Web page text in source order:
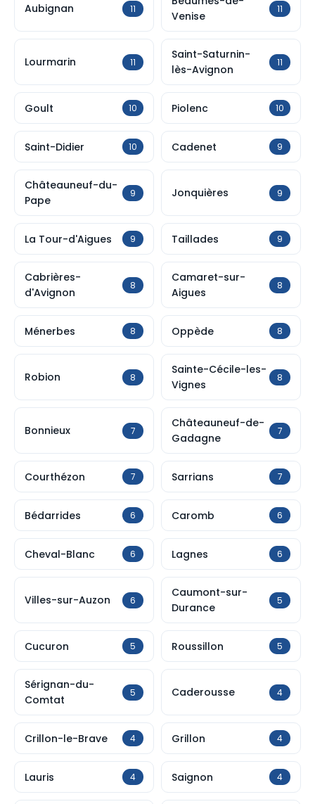
Aubignan 11
Venise
11
Lourmarin 11
Saint-Saturnin-
lès-Avignon
11
Goult 10 Piolenc 10
Saint-Didier 10 Cadenet 9
Châteauneuf-du-
Pape
9 Jonquières 9
La Tour-d'Aigues 9 Taillades 9
Cabrières-
d'Avignon
8
Camaret-sur-
Aigues
8
Ménerbes 8 Oppède 8
Robion 8
Sainte-Cécile-les-
Vignes
8
Bonnieux 7
Châteauneuf-de-
Gadagne
7
Courthézon 7 Sarrians 7
Bédarrides 6 Caromb 6
Cheval-Blanc 6 Lagnes 6
Villes-sur-Auzon 6
Caumont-sur-
Durance
5
Cucuron 5 Roussillon 5
Sérignan-du-
Comtat
5 Caderousse 4
Crillon-le-Brave 4 Grillon 4
Lauris 4 Saignon 4